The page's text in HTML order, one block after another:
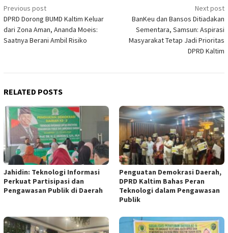
Post
navigation
Previous post
DPRD Dorong BUMD Kaltim Keluar
dari Zona Aman, Ananda Moeis:
Saatnya Berani Ambil Risiko
Next post
BanKeu dan Bansos Ditiadakan
Sementara, Samsun: Aspirasi
Masyarakat Tetap Jadi Prioritas
DPRD Kaltim
RELATED POSTS
Jahidin: Teknologi Informasi
Perkuat Partisipasi dan
Pengawasan Publik di Daerah
Penguatan Demokrasi Daerah,
DPRD Kaltim Bahas Peran
Teknologi dalam Pengawasan
Publik